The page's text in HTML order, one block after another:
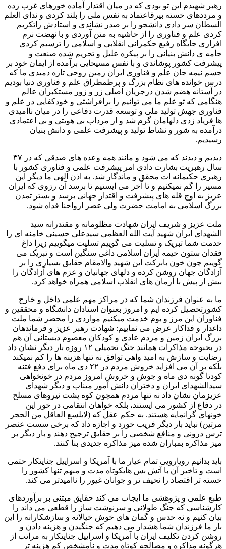
رهبر شهیدم این تو بودی که در میان اقتدار آماده خورهای غرب زده
و مرددهای خسته بیرقاعتماد به نفس ملی را بلند کردی و ندای العلم
السطان سر دادی دانشجو را بر صدر نشاندی و استادش راتکریم
کردی علم و فناوری را از حاشیه به متن آوردی و با نهضت نرم
افزاری جایگاه رفیع حکمرانی انقلابی و اسلامی را ترسیم کردی
جامه ی دانش بنیانی را بر پیکره علیل و تحریم شده صنعت و
پیشرفت کشور پوشاندی و با نفس مسیحایی برآمده از ایمان خود بر
جسم نیمه جان علم و فناوری ایران زمین روحی تازه دمیدی ما که
درس خوانده های نظام بزرگ و پرطمطراق علم و فناوری دنیا بودیم
در آستانه هضم شدن درجریان اصلی زر و زور مستکبران عالم
هنگامی که تو علم ما می توانیم را برافراشتی و خودکفایی در علم و
فناوری جهش تولید ملی و توسعه قدرت دفاعی را در میان ناامیدی
ها فریاد زدی دلهامان گرم شد و از مرداب بی هویتی و بی اعتمادی
درآمده به شور و نشاط تولید و پیشرفت علمی و دانش بنیان
رسیدیم.
دیدیم و دیدند که می شود و مانند همه وعده های صدقی که در ۳۷
سال رهبریت بشارت دادی امر پیشرفت علمی و فناوری کشور با
رهبری حکیمانه ات محقق و ماندگار شد. به اذن الهی ما دیگر این
مسیر را گم نمیکنیم و تا آخر می ایستیم تا برسد آن رزوی که ایران
عزیز به اوج قله های پیشرفت و اقتدار جهانی برسد و بستر تمدن
بزرگ اسلامی به امامت حضرت ولی عصر ارواحنا فداه شود.
ملت عزیز و شریف ایران شهادت مظلومانه و مقتدرانه سید
الشهدای ایران شهید آیت الله العظمی سیدعلی حسینی خامنه ای را
خدمت شما تبریک و تسلیت می گوییم تسلیت میگوییم زیرا داغ
فقدان ستون خیمه ایران اسلامی داغی سنگین است و تبریک می
گوییم چون خون بابرکت این شهید والامقام حقایق بسیاری را بر
آزادگان جهان روشن کرده و دلهای جهانیان و عزم های آزادگان را
بیش از پیش با آرمان های انقلاب اسلامی همراه خواهد کرد.
ما به عنوان فرزندان شما که در مراکز مهم علمی داخل و خارج
کشورتحصیل کرده ایم و امروز بعنوان استادان دانشگاه و محققین و
فناوران این مرز و بوم خدمت میکنیم مواردی را محضر شما ملت
داغدار و فداکار عرض می نماییم: شهادت رهبر عزیز و فرماندهان
بزرگ ایران زمین و مردم عادی و کودکان معصوم دبستانی آن هم
در بحبوحه مذاکرات همانند جنگ تحمیلی ۱۲ روزه بار دیگر نشان داد
رضایت و سازش به امید واهی توافق نه تنها هزینه ها را کم نمیکند
بلکه بر آن می افزاید خروش مردم در ۲۲ دی ماه برای دفع فتنه
کودتا گونه دی ماه و جوش و خروش امروز مردم در خونخواهی
سیدالشهدای ایران و دختران دانش آموز میناب و دیگر شهدای
عزیزمان نشان داد نه تنها مردم همچون کوه پشت نیروهای مسلح
در دفاع از کشور می ایستند، بلکه خواهان انتقامی در خور این
خونهای گرانمایه هستند. به حکم عقل که (لایلسع العاقل من الحجر
مرتین) نباید بار دیگر فریب خورد و اجازه داد که برخی سست عنصر
ترس درونی و منافع شخصی را بر حقایق ترجیح دهند و بار دیگر بر
میز مذاکره بمباران شده میز مذاکره جدیدی بنا کنند.
باید بدانیم رویارویی تمام عیار ما با آمریکا و اسراییل جنایتکار حتمی
است و تاخیر آن با آتش بس هایکوتاه مدت و مبهم تنها کشور را
خسته تر اقتصاد را نحیف تر و جوانان غیور را ناامیدتر می کند.
طبع علمی و پژوهشی ما ایجاب می کند حقایق مبتنی بر برآوردهای
کارشناسی که جنگ طولانی و سرنوشت ساز را قطعی می داند را
بیان کنیم و نه حدس و گمان های خوش خیالانه و سازشکارانه را این
بار ما فرزندان شما هشدار می دهیم که جنگیدن و هزینه دادن و
روشن کردن تکلیف ایران با آمریکا و اسراییل جنایتکار به مراتب از
هرگونه مذاکره و مصالحه کوتاه مدت و نامشخص کم هزینه تر